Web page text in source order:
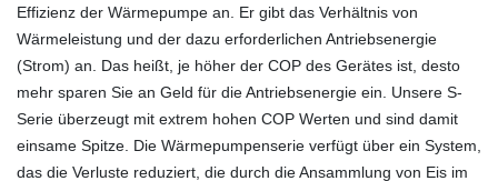
Effizienz der Wärmepumpe an. Er gibt das Verhältnis von
Wärmeleistung und der dazu erforderlichen Antriebsenergie
(Strom) an. Das heißt, je höher der COP des Gerätes ist, desto
mehr sparen Sie an Geld für die Antriebsenergie ein. Unsere S-
Serie überzeugt mit extrem hohen COP Werten und sind damit
einsame Spitze. Die Wärmepumpenserie verfügt über ein System,
das die Verluste reduziert, die durch die Ansammlung von Eis im